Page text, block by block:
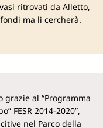
ritrovati da Alletto,
ma li cercherà.
al “Programma
FESR 2014-2020”,
nel Parco della